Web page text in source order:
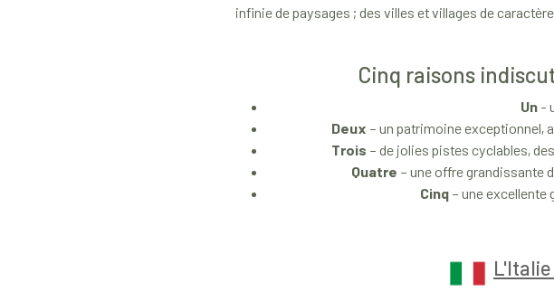
infinie de paysages ; des villes et villages de
Cinq raisons
Un -
Deux – un patrimoine exceptionnel,
Trois – de jolies pistes cyclables,
Quatre – une offre grandissante
Cinq – une
L'Italie